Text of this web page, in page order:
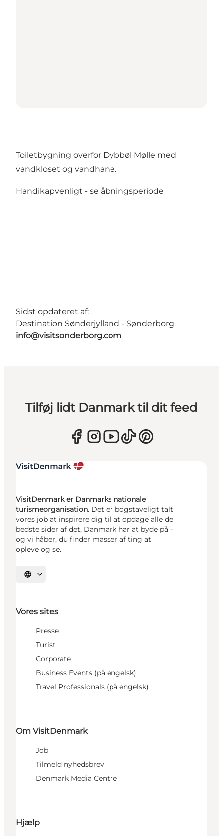
Toiletbygning overfor Dybbøl Mølle med
vandkloset og vandhane.
Handikapvenligt - se åbningsperiode
Sidst opdateret af:
Destination Sønderjylland - Sønderborg
info@visitsonderborg.com
Tilføj lidt Danmark til dit feed
VisitDenmark er Danmarks nationale
turismeorganisation. Det er bogstaveligt talt
vores job at inspirere dig til at opdage alle de
bedste sider af det, Danmark har at byde på -
og vi håber, du finder masser af ting at
opleve og se.
Vælg sprog
Vores sites
Presse
Turist
Corporate
Business Events (på engelsk)
Travel Professionals (på engelsk)
Om VisitDenmark
Job
Tilmeld nyhedsbrev
Denmark Media Centre
Hjælp